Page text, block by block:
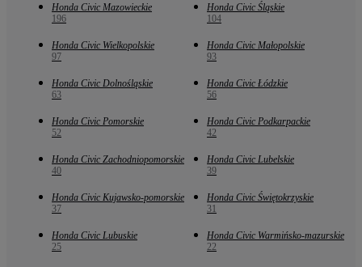
Honda Civic Mazowieckie
196
Honda Civic Śląskie
104
Honda Civic Wielkopolskie
97
Honda Civic Małopolskie
93
Honda Civic Dolnośląskie
63
Honda Civic Łódzkie
56
Honda Civic Pomorskie
52
Honda Civic Podkarpackie
42
Honda Civic Zachodniopomorskie
40
Honda Civic Lubelskie
39
Honda Civic Kujawsko-pomorskie
37
Honda Civic Świętokrzyskie
31
Honda Civic Lubuskie
25
Honda Civic Warmińsko-mazurskie
22